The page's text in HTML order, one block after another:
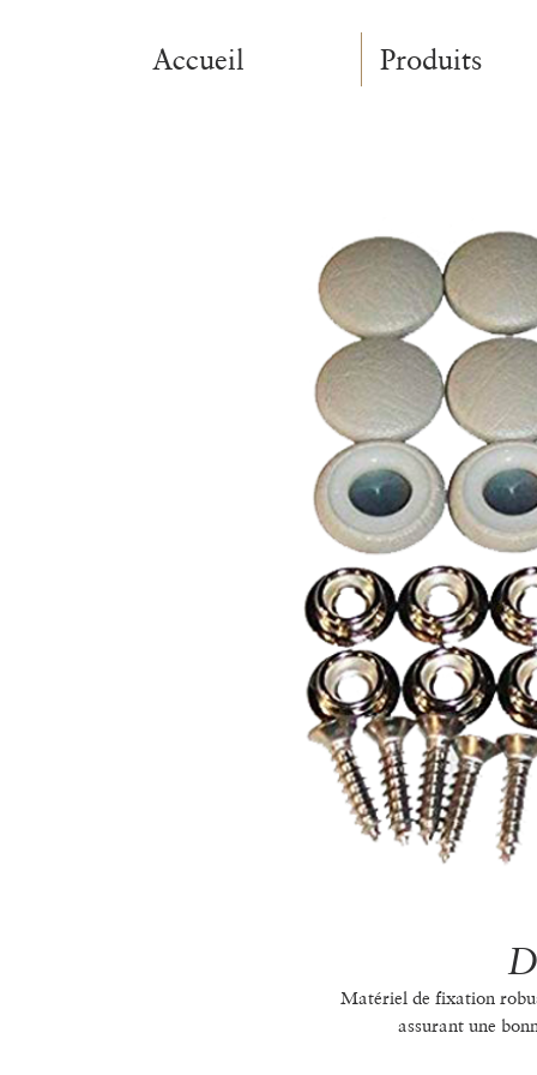
Accueil Produits
Matériel de fixation
assurant une